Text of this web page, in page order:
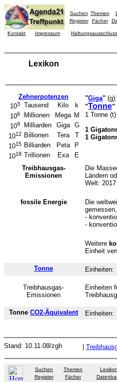
Suchen Themen
Register
Fächer
Kontakt Impressum Haftungsausschluss
Lexikon
Zehnerpotenzen
103 Tausend Kilo
k
106 Millionen Mega M
109 Milliarden Giga
G
1012 Billionen Tera
T
1015 Billiarden Peta
P
1018 Trillionen Exa E
"Giga" (g):
"Tonne"
1 Tonne
1
1
Treibhausgas-
Emissionen
Die
Ländern
Welt:
fossile Energie Die
-
-
Weitere
Einheit
Tonne Einheiten:
Treibhausgas-
Emissionen
Einheiten
Tonne CO2-Äquivalent Einheiten:
Stand: 10.11.08/zgh
Suchen Themen
Lexikon
Register
Fächer